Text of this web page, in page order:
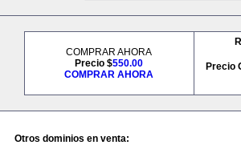
COMPRAR AHORA
Precio $550.00
COMPRAR AHORA
Precio
Otros dominios en venta: